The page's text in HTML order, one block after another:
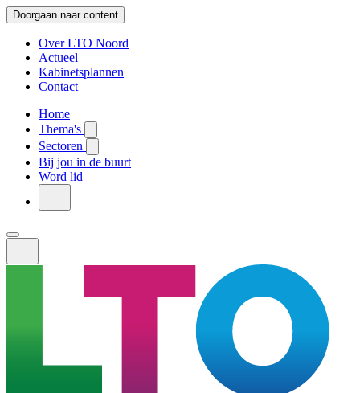
Doorgaan naar content
Over LTO Noord
Actueel
Kabinetsplannen
Contact
Home
Thema's
Sectoren
Bij jou in de buurt
Word lid